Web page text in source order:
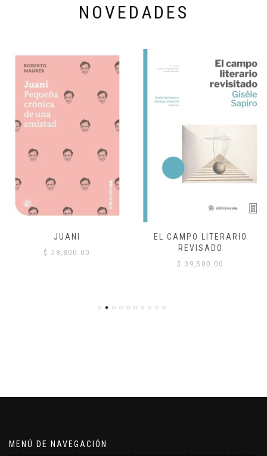
NOVEDADES
JUANI
$ 28,800.00
EL CAMPO LITERARIO
REVISADO
$ 39,500.00
MENÚ DE NAVEGACIÓN